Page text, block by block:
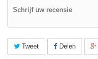
Schrijf uw recensie
Tweet Delen